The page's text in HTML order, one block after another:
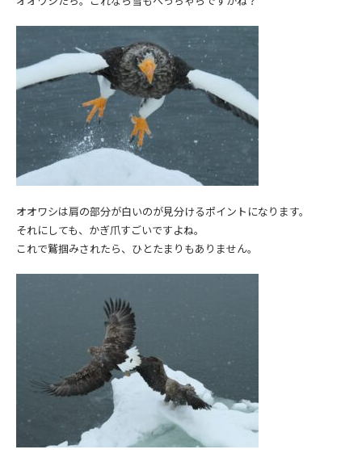
オオワシは肩の部分が白いのが見分けるポイントになります。
それにしても、かぎ爪すごいですよね。
これで鷲掴みされたら、ひとたまりもありません。